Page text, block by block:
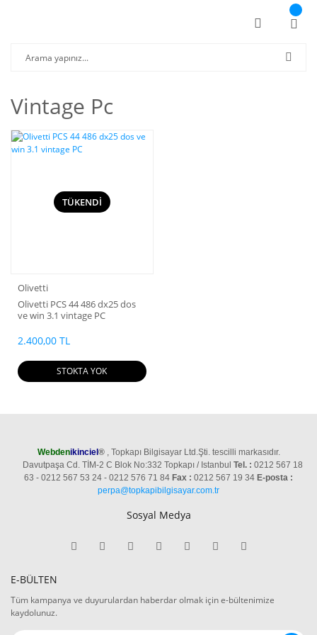
Vintage Pc
TÜKENDİ
Olivetti
Olivetti PCS 44 486 dx25 dos
ve win 3.1 vintage PC
2.400,00 TL
STOKTA YOK
Webdenikinciel®, Topkapı Bilgisayar Ltd.Şti. tescilli markasıdır.
Davutpaşa Cd. TİM-2 C Blok No:332 Topkapı / Istanbul Tel. : 0212 567 18
63 - 0212 567 53 24 - 0212 576 71 84 Fax : 0212 567 19 34 E-posta :
perpa@topkapibilgisayar.com.tr
Sosyal Medya
E-BÜLTEN
Tüm kampanya ve duyurulardan haberdar olmak için e-bültenimize
kaydolunuz.